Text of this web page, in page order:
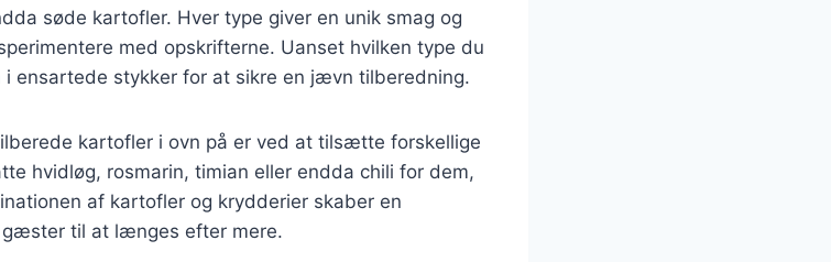
søde kartofler. Hver type giver en unik smag og
med opskrifterne. Uanset hvilken type du
ensartede stykker for at sikre en jævn tilberedning.
kartofler i ovn på er ved at tilsætte forskellige
hvidløg, rosmarin, timian eller endda chili for dem,
af kartofler og krydderier skaber en
til at længes efter mere.